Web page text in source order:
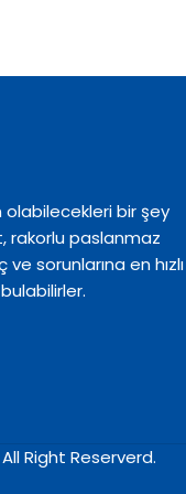
olabilecekleri bir şey
rakorlu paslanmaz
sorunlarına en hızlı
Right Reserverd.